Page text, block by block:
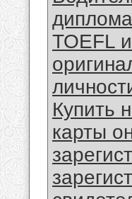
TOEFL
Купить
карты